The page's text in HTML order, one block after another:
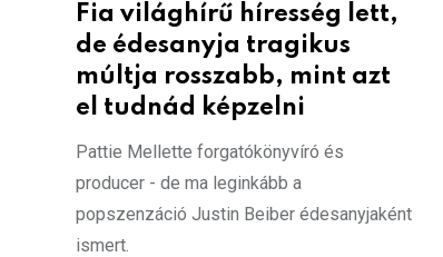
Fia világhírű híresség lett,
de édesanyja tragikus
múltja rosszabb, mint azt
el tudnád képzelni
Pattie Mellette forgatókönyvíró és
producer - de ma leginkább a
popszenzáció Justin Beiber édesanyjaként
ismert.